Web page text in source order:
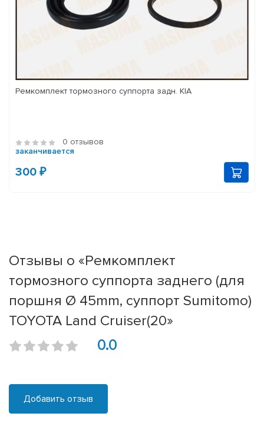
Ремкомплект тормозного суппорта задн. KIA
0 отзывов
заканчивается
300 ₽
Отзывы о «Ремкомплект
тормозного суппорта заднего (для
поршня Ø 45mm, суппорт Sumitomo)
TOYOTA Land Cruiser(20»
0.0
Добавить отзыв